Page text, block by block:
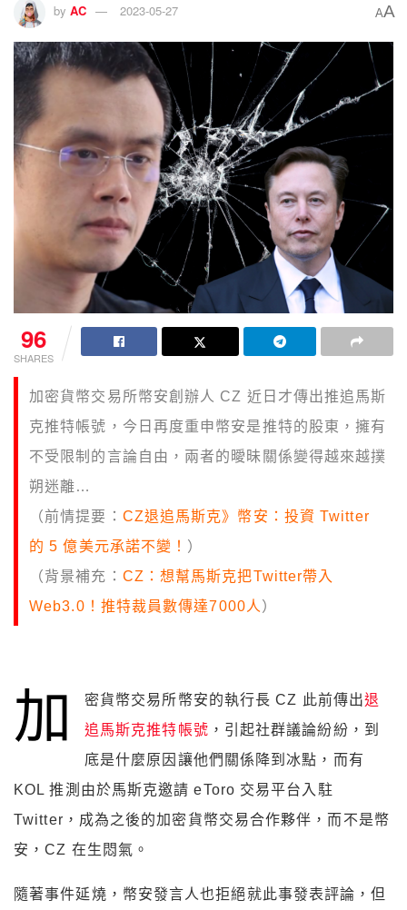
by AC 2023-05-27 AA
96
SHARES
加密貨幣交易所幣安創辦人 CZ 近日才傳出推追馬斯
克推特帳號，今日再度重申幣安是推特的股東，擁有
不受限制的言論自由，兩者的曖昧關係變得越來越撲
朔迷離…
（前情提要： CZ退追馬斯克》幣安：投資 Twitter
的 5 億美元承諾不變！ ）
（背景補充： CZ：想幫馬斯克把Twitter帶入
Web3.0！推特裁員數傳達7000人 ）
加 密貨幣交易所幣安的執行長 CZ 此前傳出退
追馬斯克推特帳號 ，引起社群議論紛紛，到
底是什麼原因讓他們關係降到冰點，而有
KOL 推測由於馬斯克邀請 eToro 交易平台入駐
Twitter，成為之後的加密貨幣交易合作夥伴，而不是幣
安，CZ 在生悶氣。
隨著事件延燒，幣安發言人也拒絕就此事發表評論，但